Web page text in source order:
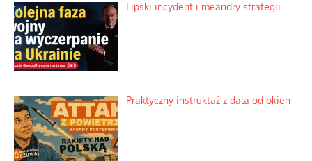
Lipski incydent i meandry strategii
Praktyczny instruktaż z dala od okien